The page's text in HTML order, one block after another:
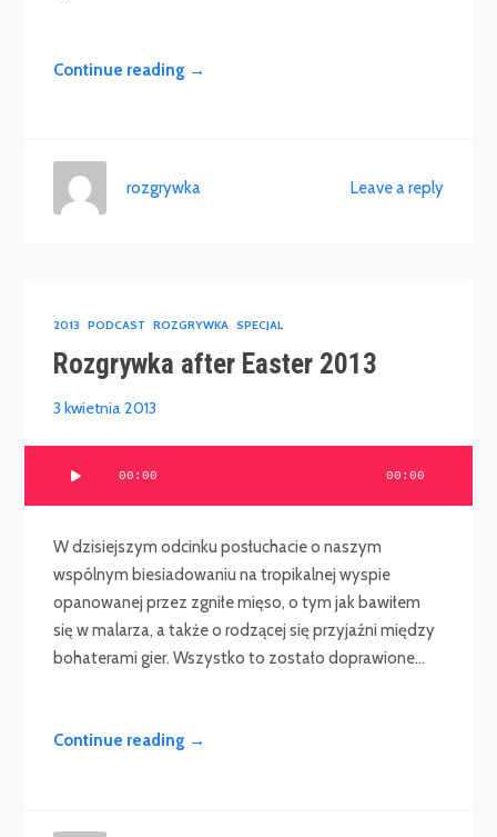
Continue reading →
Leave a reply
rozgrywka
2013 PODCAST ROZGRYWKA SPECJAL
Rozgrywka after Easter 2013
3 kwietnia 2013
00:00 00:00
W dzisiejszym odcinku posłuchacie o naszym
wspólnym biesiadowaniu na tropikalnej wyspie
opanowanej przez zgniłe mięso, o tym jak bawiłem
się w malarza, a także o rodzącej się przyjaźni między
bohaterami gier. Wszystko to zostało doprawione...
Continue reading →